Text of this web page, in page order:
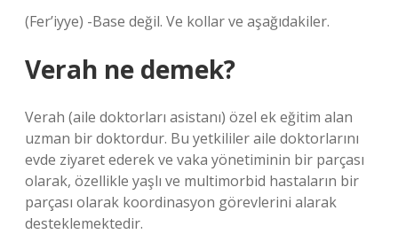
(Fer’iyye) -Base değil. Ve kollar ve aşağıdakiler.
Verah ne demek?
Verah (aile doktorları asistanı) özel ek eğitim alan
uzman bir doktordur. Bu yetkililer aile doktorlarını
evde ziyaret ederek ve vaka yönetiminin bir parçası
olarak, özellikle yaşlı ve multimorbid hastaların bir
parçası olarak koordinasyon görevlerini alarak
desteklemektedir.